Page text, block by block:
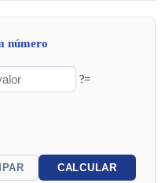
número
?=
CALCULAR